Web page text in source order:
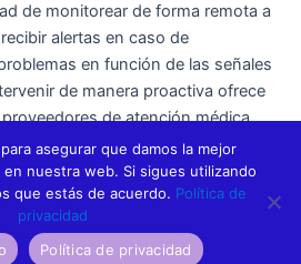
de monitorear de forma remota a
alertas en caso de
en función de las señales
de manera proactiva ofrece
de atención médica
personas mayores.
SIGUIENTE
asegurar que damos la mejor
nuestra web. Si sigues utilizando
que estás de acuerdo. Política de
privacidad
Política de privacidad